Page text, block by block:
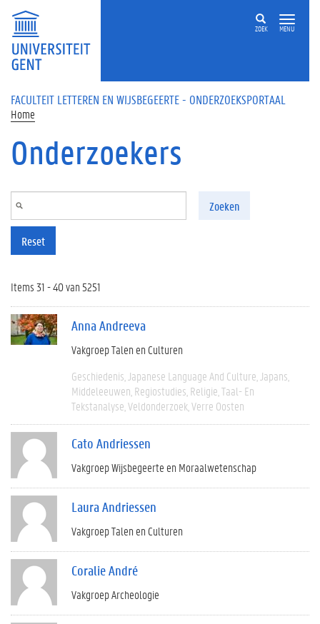
Overslaan en naar de inhoud gaan
ZOEK MENU
FACULTEIT LETTEREN EN WIJSBEGEERTE - ONDERZOEKSPORTAAL
Home
Onderzoekers
Zoeken
Reset
Items 31 - 40 van 5251
Anna Andreeva
Vakgroep Talen en Culturen
Geschiedenis Japanese Language And Culture Japans
Middeleeuwen Regiostudies Religie Taal- En
Tekstanalyse Veldonderzoek Verre Oosten
Cato Andriessen
Vakgroep Wijsbegeerte en Moraalwetenschap
Laura Andriessen
Vakgroep Talen en Culturen
Coralie André
Vakgroep Archeologie